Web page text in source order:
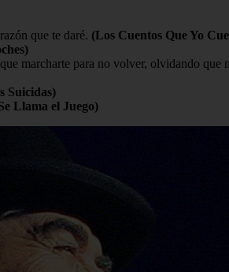
que te daré. (Los Cuentos Que Yo
marcharte para no volver, olvidando que
Suicidas)
Llama el Juego)